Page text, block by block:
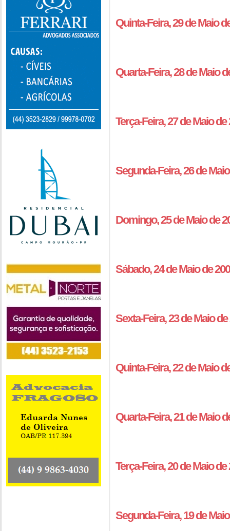
Quinta-Feira, 29 de Maio
Quarta-Feira, 28 de Maio
Terça-Feira, 27 de Maio
Segunda-Feira, 26 de
Domingo, 25 de Maio de
Sábado, 24 de Maio de
Sexta-Feira, 23 de Maio
Quinta-Feira, 22 de Maio
Quarta-Feira, 21 de Maio
Terça-Feira, 20 de Maio
Segunda-Feira, 19 de